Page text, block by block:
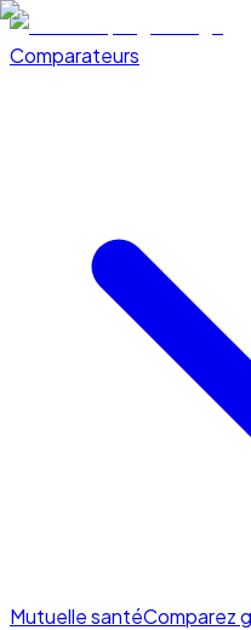
Comparateurs
Mutuelle santéComparez